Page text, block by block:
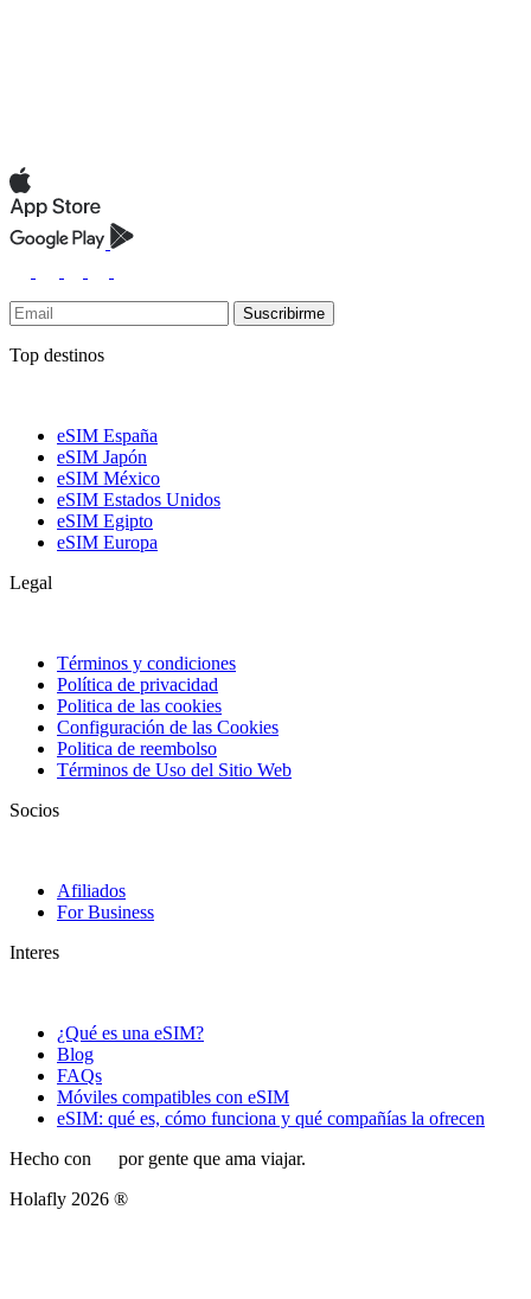
Suscribirme
Top destinos
eSIM España
eSIM Japón
eSIM México
eSIM Estados Unidos
eSIM Egipto
eSIM Europa
Legal
Términos y condiciones
Política de privacidad
Politica de las cookies
Configuración de las Cookies
Politica de reembolso
Términos de Uso del Sitio Web
Socios
Afiliados
For Business
Interes
¿Qué es una eSIM?
Blog
FAQs
Móviles compatibles con eSIM
eSIM: qué es, cómo funciona y qué compañías la ofrecen
Hecho con
por gente que ama viajar.
Holafly 2026 ®